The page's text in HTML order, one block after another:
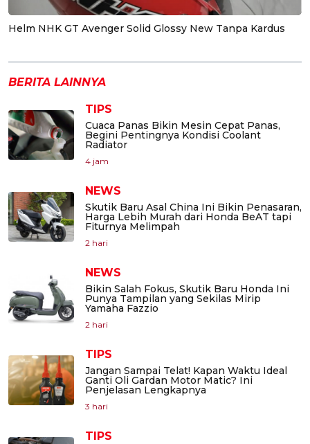
Helm NHK GT Avenger Solid Glossy New Tanpa Kardus
BERITA LAINNYA
TIPS
Cuaca Panas Bikin Mesin Cepat Panas,
Begini Pentingnya Kondisi Coolant
Radiator
4 jam
NEWS
Skutik Baru Asal China Ini Bikin Penasaran,
Harga Lebih Murah dari Honda BeAT tapi
Fiturnya Melimpah
2 hari
NEWS
Bikin Salah Fokus, Skutik Baru Honda Ini
Punya Tampilan yang Sekilas Mirip
Yamaha Fazzio
2 hari
TIPS
Jangan Sampai Telat! Kapan Waktu Ideal
Ganti Oli Gardan Motor Matic? Ini
Penjelasan Lengkapnya
3 hari
TIPS